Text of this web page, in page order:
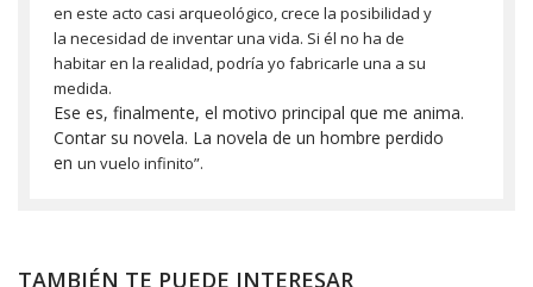
en este acto casi arqueológico, crece la posibilidad y
la necesidad de inventar una vida. Si él no ha de
habitaren la realidad, podría yo fabricarle una a su
medida.
Ese es, finalmente, el motivo principal que me anima.
Contar su novela. La novela de un hombre perdido
en un vuelo infinito”.
TAMBIÉN TE PUEDE INTERESAR